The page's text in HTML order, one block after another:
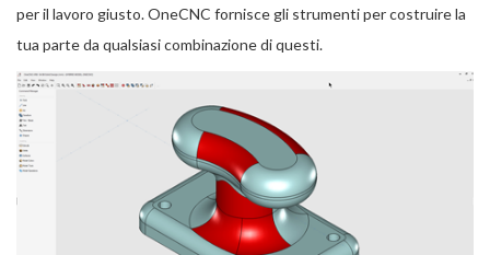
per il lavoro giusto. OneCNC fornisce gli strumenti per costruire la
tua parte da qualsiasi combinazione di questi.